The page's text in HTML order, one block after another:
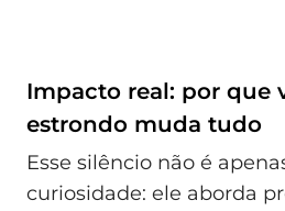
Impacto real: por que
estrondo muda tudo
Esse silêncio não é
curiosidade: ele aborda